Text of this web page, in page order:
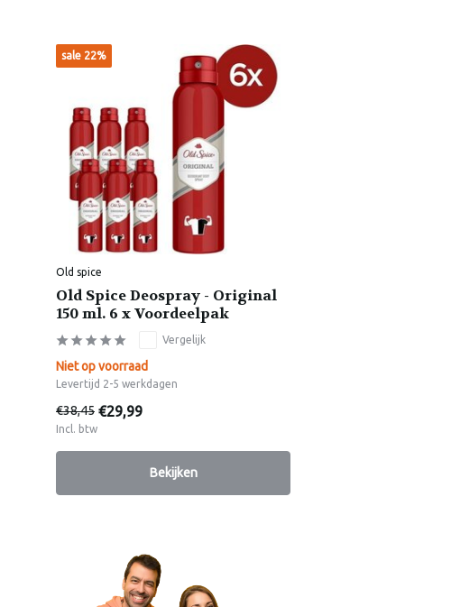
sale 22%
Old spice
Old Spice Deospray - Original
150 ml. 6 x Voordeelpak
Vergelijk
Niet op voorraad
Levertijd 2-5 werkdagen
€38,45 €29,99
Incl. btw
Bekijken